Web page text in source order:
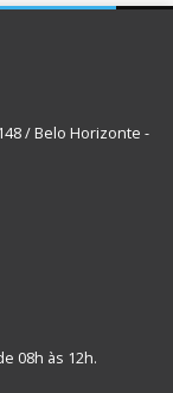
/Belo Horizonte -
08h às 12h.